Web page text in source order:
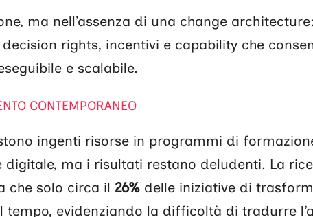
ma nell’assenza di una change
rights, incentivi e capability che
e scalabile.
CONTEMPORANEO
ingenti risorse in programmi di
ma i risultati restano deludenti. La
che solo circa il 26%delle iniziative di
tempo, evidenziando la difficoltà di tradurre